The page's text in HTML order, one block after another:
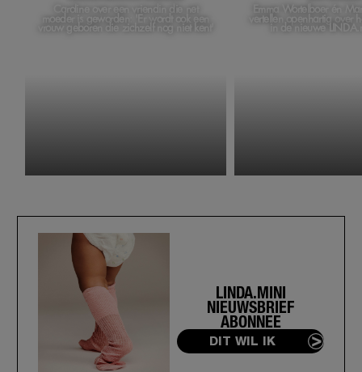
Caroline over een vriendin die net
moeder is geworden: 'Er wordt ook een
vrouw geboren die zichzelf nog niet kent'
Emma Wortelboer én
vertellen openhartig over
in de nieuwe
LINDA.MINI
NIEUWSBRIEF
ABONNEE
DIT WIL IK